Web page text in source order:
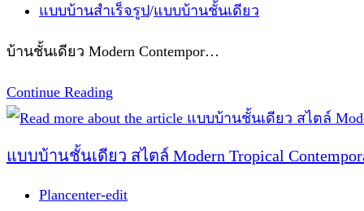
Contemporary
published:
Post
แบบบ้านสำเร็จรูป/แบบบ้านชั้นเดียว
บ้านชั้นเดียว Modern Contempor…
Continue Reading
บ้าน
เดียว
สไตล์
แบบบ้านชั้นเดียว สไตล์ Modern Tropical
Post
Plancenter-edit